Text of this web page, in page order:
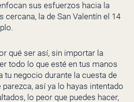
sus esfuerzos hacia la
la de San Valentín el 14
qué ser así, sin importar la
todo lo que esté en tus manos
tu negocio durante la cuesta de
así ya lo hayas intentado
lo peor que puedes hacer,